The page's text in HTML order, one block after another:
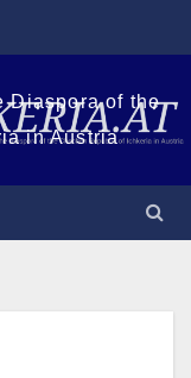
Diaspora of the
in Austria